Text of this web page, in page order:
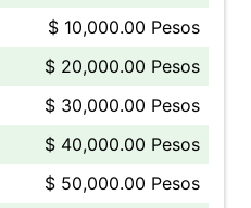
$ 10,000.00 Pesos
$ 20,000.00 Pesos
$ 30,000.00 Pesos
$ 40,000.00 Pesos
$ 50,000.00 Pesos